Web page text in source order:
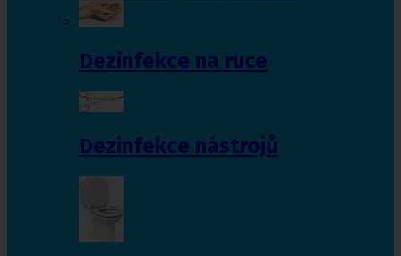
Dezinfekce na ruce
Dezinfekce nástrojů